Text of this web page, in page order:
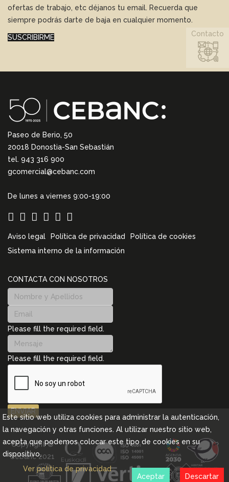
ofertas de trabajo, etc déjanos tu email. Recuerda que
siempre podrás darte de baja en cualquier momento.
SUSCRIBIRME
Paseo de Berio, 50
20018 Donostia-San Sebastián
tel. 943 316 900
gcomercial@cebanc.com
De lunes a viernes 9:00-19:00
Aviso legal Política de privacidad
Política de cookies
Sistema interno de la información
CONTACTA CON NOSOTROS
Please fill the required field.
Please fill the required field.
ENVIAR
Contacto
Copyright ©
Cebanc 2021
Este sitio web utiliza cookies para administrar la autenticación,
la navegación y otras funciones. Al utilizar nuestro sitio web,
acepta que podemos colocar este tipo de cookies en su
dispositivo.
Ver política de privacidad
Descartar
Aceptar